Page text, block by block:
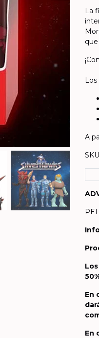
La
Los
A
En
En